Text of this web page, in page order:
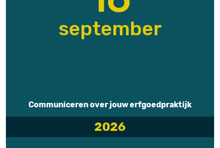
september
Communiceren over jouw erfgoedpraktijk
2026